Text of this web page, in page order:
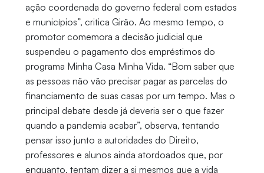
ação coordenada do governo federal com estados
e municípios”, critica Girão. Ao mesmo tempo, o
promotor comemora a decisão judicial que
suspendeu o pagamento dos empréstimos do
programa Minha Casa Minha Vida. “Bom saber que
as pessoas não vão precisar pagar as parcelas do
financiamento de suas casas por um tempo. Mas o
principal debate desde já deveria ser o que fazer
quando a pandemia acabar”, observa, tentando
pensar isso junto a autoridades do Direito,
professores e alunos ainda atordoados que, por
enquanto, tentam dizer a si mesmos que a vida